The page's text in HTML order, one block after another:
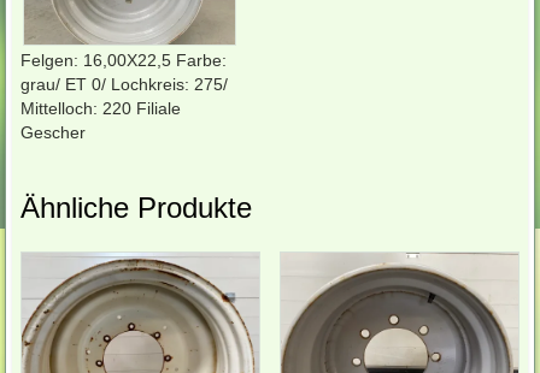
Felgen: 16,00X22,5 Farbe:
grau/ ET 0/ Lochkreis: 275/
Mittelloch: 220 Filiale
Gescher
Ähnliche Produkte